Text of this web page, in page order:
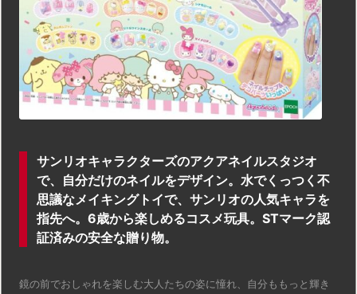
サンリオキャラクターズのアクアネイルスタジオ
で、自分だけのネイルをデザイン。水でくっつく不
思議なメイキングトイで、サンリオの人気キャラを
指先へ。6歳から楽しめるコスメ玩具。STマーク認
証済みの安全な贈り物。
鏡の前でおしゃれを楽しむ大人たちの姿に憧れ、自分ももっと輝き